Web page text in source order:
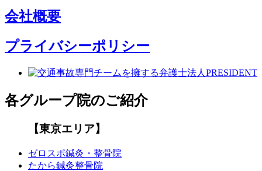
会社概要
プライバシーポリシー
各グループ院のご紹介
【東京エリア】
ゼロスポ鍼灸・整骨院
たから鍼灸整骨院